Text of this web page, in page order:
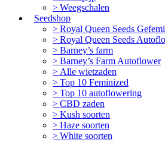
Weegschalen
Seedshop
Royal Queen Seeds
Royal Queen Seeds
Barney’s farm
Barney’s Farm Autoflower
Alle wietzaden
Top 10 Feminized
Top 10 autoflowering
CBD zaden
Kush soorten
Haze soorten
White soorten